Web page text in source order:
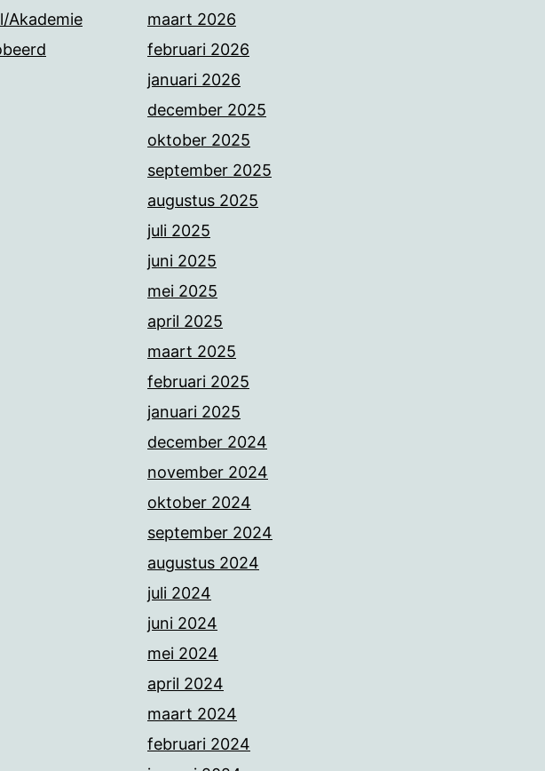
Akademie
maart 2026
februari 2026
januari 2026
december 2025
oktober 2025
september 2025
augustus 2025
juli 2025
juni 2025
mei 2025
april 2025
maart 2025
februari 2025
januari 2025
december 2024
november 2024
oktober 2024
september 2024
augustus 2024
juli 2024
juni 2024
mei 2024
april 2024
maart 2024
februari 2024